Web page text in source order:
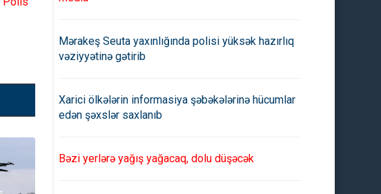
Mərakeş Seuta yaxınlığında polisi yüksək hazırlıq
vəziyyətinə gətirib
Xarici ölkələrin informasiya şəbəkələrinə hücumlar
edən şəxslər saxlanıb
Bəzi yerlərə yağış yağacaq, dolu düşəcək